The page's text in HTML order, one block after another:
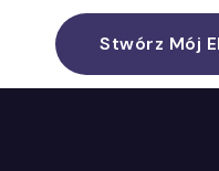
Stwórz Mój